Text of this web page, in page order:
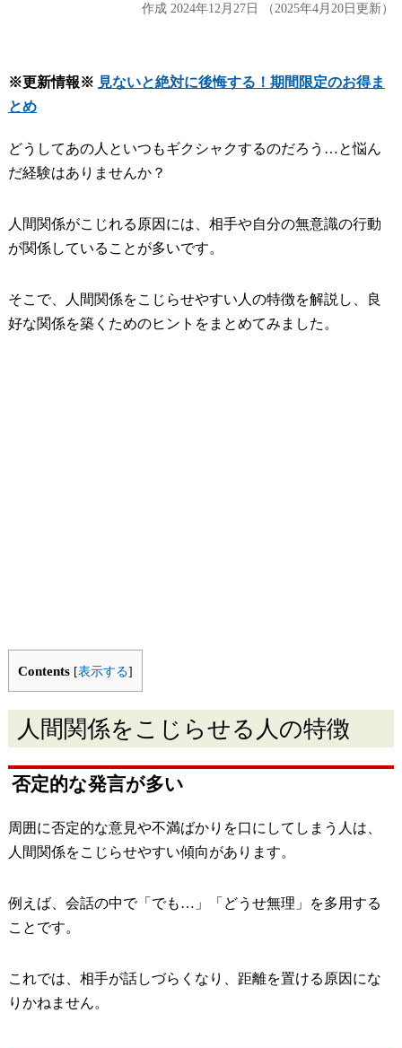
作成 2024年12月27日 （2025年4月20日更新）
※更新情報※ 見ないと絶対に後悔する！期間限定のお得ま
とめ
どうしてあの人といつもギクシャクするのだろう…と悩ん
だ経験はありませんか？
人間関係がこじれる原因には、相手や自分の無意識の行動
が関係していることが多いです。
そこで、人間関係をこじらせやすい人の特徴を解説し、良
好な関係を築くためのヒントをまとめてみました。
Contents [表示する]
人間関係をこじらせる人の特徴
否定的な発言が多い
周囲に否定的な意見や不満ばかりを口にしてしまう人は、
人間関係をこじらせやすい傾向があります。
例えば、会話の中で「でも…」「どうせ無理」を多用する
ことです。
これでは、相手が話しづらくなり、距離を置ける原因にな
りかねません。